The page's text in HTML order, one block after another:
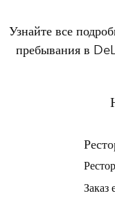
Узнайте все
пребывания в
Заказ